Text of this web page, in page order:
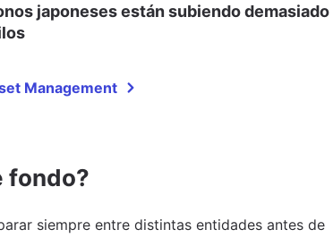
japoneses están subiendo
Management
fondo?
siempre entre distintas entidades antes de